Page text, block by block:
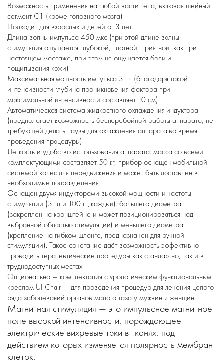
Возможность применения на любой части тела, включая шейный
сегмент С1 (кроме головного мозга)
Подходит для взрослых и детей от 3 лет
Длина волны импульса 450 мкс (при этой длине волны
стимуляция ощущается глубокой, плотной, приятной, как при
настоящем массаже, при этом не ощущается боли и
пощипывания кожи)
Максимальная мощность импульса 3 Тл (благодаря такой
интенсивности глубина проникновения фактора при
максимальной интенсивности составляет 10 см)
Автоматическая система жидкостного охлаждения индуктора
(предполагает возможность бесперебойной работы аппарата, не
требующей делать паузы для охлаждения аппарата во время
проведения процедуры)
Лёгкость и удобство использования аппарата: масса со всеми
комплектующими составляет 50 кг, прибор оснащен мобильной
системой колес для передвижения и может быть доставлен в
необходимые подразделения
Оснащен двумя индукторами высокой мощности и частоты
стимуляции (3 Тл и 100 гц каждый): большего диаметра
(закреплен на кронштейне и может позиционироваться над
выбранной областью стимуляции) и меньшего диаметра
(крепление на гибком шланге, предназначен для ручной
стимуляции). Такое сочетание даёт возможность эффективно
проводить терапевтические процедуры как стандартно, так и в
труднодоступных местах
Опционально — комплектация с урологическим функциональным
креслом UI Chair — для проведения процедур для лечения целого
ряда заболеваний органов малого таза у мужчин и женщин.
Магнитная стимуляция — это импульсное магнитное
поле высокой интенсивности, порождающее
электрические вихревые токи в тканях, под
действием которых изменяется полярность мембран
клеток.